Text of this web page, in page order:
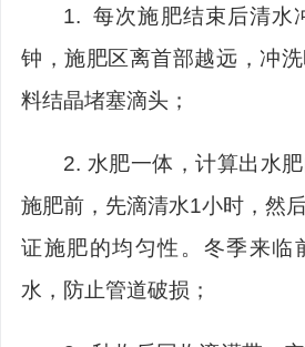
1. 每次施肥结束后清水
钟，施肥区离首部越远，冲
料结晶堵塞滴头；
2. 水肥一体，计算出水
施肥前，先滴清水1小时，然
证施肥的均匀性。 冬季来临
水，防止管道破损；